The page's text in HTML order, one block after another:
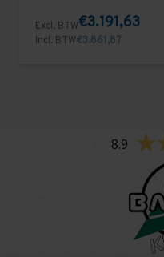
Excl. BTW€3.191,63
Incl. BTW€3.861,87
8.9